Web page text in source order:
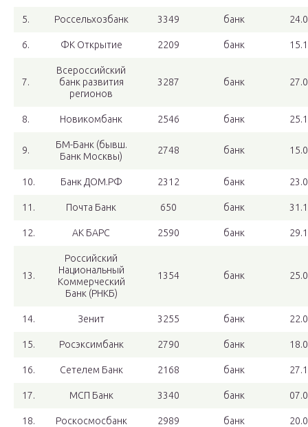
5. Россельхозбанк 3349 банк
6. ФК Открытие 2209 банк
7.
Всероссийский
банк развития
регионов
3287 банк
8. Новикомбанк 2546 банк
9.
БМ-Банк (бывш.
Банк Москвы)
2748 банк
10. Банк ДОМ.РФ 2312 банк
11. Почта Банк 650 банк
12. АК БАРС 2590 банк
13.
Российский
Национальный
Коммерческий
Банк (РНКБ)
1354 банк
14. Зенит 3255 банк
15. Росэксимбанк 2790 банк
16. Сетелем Банк 2168 банк
17. МСП Банк 3340 банк
18. Роскосмосбанк 2989 банк